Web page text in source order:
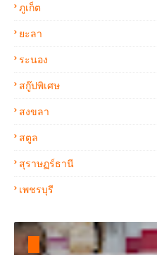
ภูเก็ต
ยะลา
ระนอง
สกู๊ปพิเศษ
สงขลา
สตูล
สุราษฏร์ธานี
เพชรบุรี